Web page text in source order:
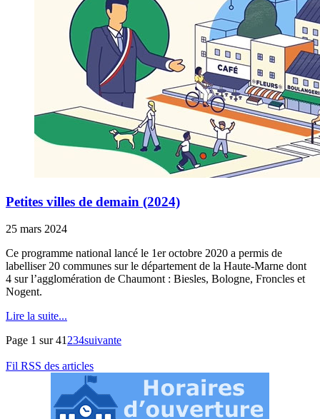
Petites villes de demain (2024)
25 mars 2024
Ce programme national lancé le 1er octobre 2020 a permis de
labelliser 20 communes sur le département de la Haute-Marne dont
4 sur l’agglomération de Chaumont : Biesles, Bologne, Froncles et
Nogent.
Lire la suite...
Page 1 sur 41 234suivante
Fil RSS des articles